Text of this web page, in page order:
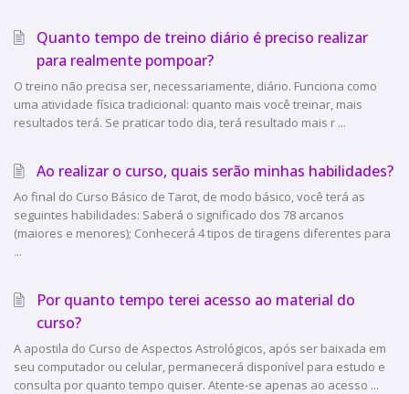
Quanto tempo de treino diário é preciso realizar
para realmente pompoar?
O treino não precisa ser, necessariamente, diário. Funciona como
uma atividade física tradicional: quanto mais você treinar, mais
resultados terá. Se praticar todo dia, terá resultado mais r ...
Ao realizar o curso, quais serão minhas habilidades?
Ao final do Curso Básico de Tarot, de modo básico, você terá as
seguintes habilidades: Saberá o significado dos 78 arcanos
(maiores e menores); Conhecerá 4 tipos de tiragens diferentes para
...
Por quanto tempo terei acesso ao material do
curso?
A apostila do Curso de Aspectos Astrológicos, após ser baixada em
seu computador ou celular, permanecerá disponível para estudo e
consulta por quanto tempo quiser. Atente-se apenas ao acesso ...